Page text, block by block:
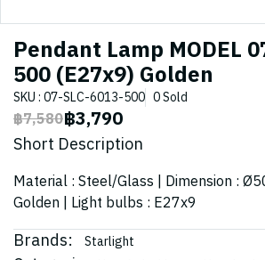
Pendant Lamp MODEL
500 (E27x9) Golden
SKU : 07-SLC-6013-500 0 Sold
฿7,580฿3,790
Short Description
Material : Steel/Glass | Dimension :
Golden | Light bulbs : E27x9
Brands: Starlight